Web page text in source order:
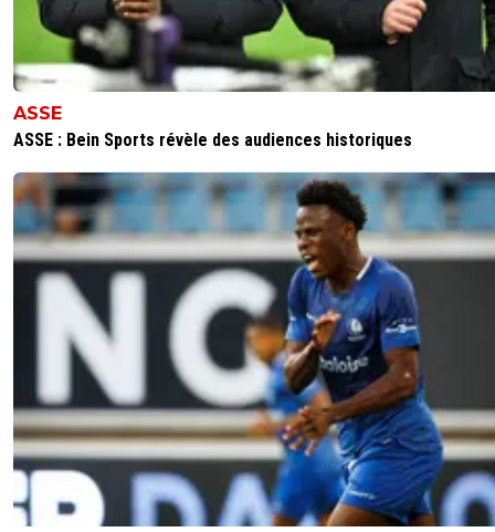
ASSE
ASSE : Bein Sports révèle des audiences historiques